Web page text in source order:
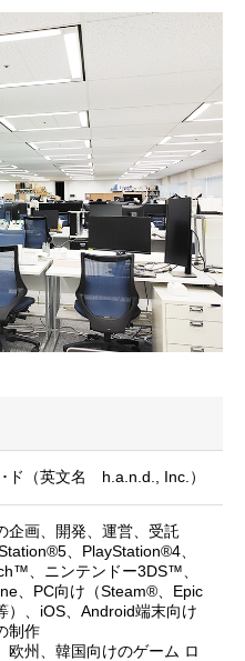
ド（英文名 h.a.n.d., Inc.）
企画、開発、運営、受託
、PlayStation®4、
、ニンテンドー3DS™、
、PC向け（Steam®︎、Epic
）、iOS、Android端末向け
制作
州、韓国向けのゲーム ロ